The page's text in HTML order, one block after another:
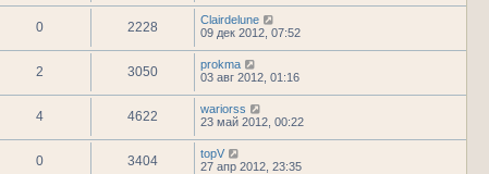
0 2228
Clairdelune
09 дек 2012, 07:52
2 3050
prokma
03 авг 2012, 01:16
4 4622
wariorss
23 май 2012, 00:22
0 3404
topV
27 апр 2012, 23:35